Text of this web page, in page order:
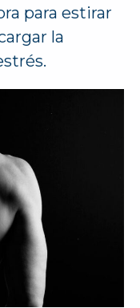
para estirar
la